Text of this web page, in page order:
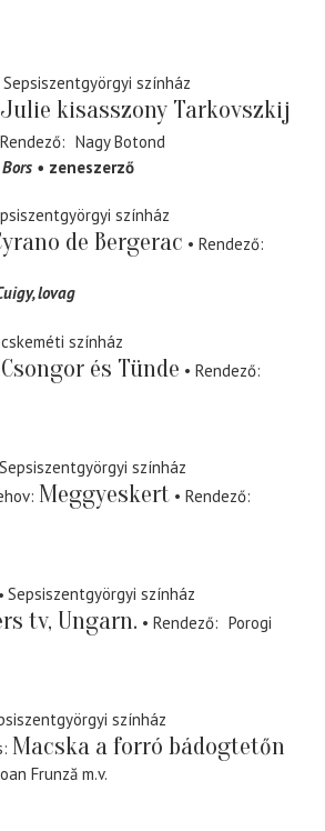
Sepsiszentgyörgyi színház
Julie kisasszony Tarkovszkij
Rendező
Nagy Botond
Bors zeneszerző
színház
de Bergerac
Rendező
lovag
színház
Csongor és Tünde
Rendező
Sepsiszentgyörgyi színház
Meggyeskert
Rendező
Sepsiszentgyörgyi színház
tv, Ungarn. Rendező
Porogi
színház
Macska a forró bádogtetőn
Frunză m.v.